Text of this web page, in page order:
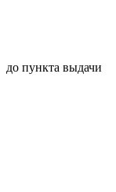
до пункта выдачи